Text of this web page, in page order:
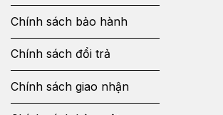
Chính sách bảo hành
Chính sách đổi trả
Chính sách giao nhận